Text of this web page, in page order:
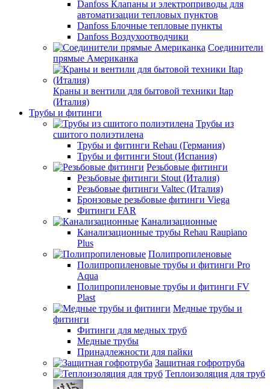
Danfoss Клапаны и электроприводы для
автоматизации тепловых пунктов
Danfoss Блочные тепловые пункты
Danfoss Воздухоотводчики
Соединители
прямые Американка
Краны и вентили для бытовой техники Itap
(Италия)
Трубы и фитинги
Трубы из
сшитого полиэтилена
Трубы и фитинги Rehau (Германия)
Трубы и фитинги Stout (Испания)
Резьбовые фитинги
Резьбовые фитинги Stout (Италия)
Резьбовые фитинги Valtec (Италия)
Бронзовые резьбовые фитинги Viega
Фитинги FAR
Канализационные
Канализационные трубы Rehau Raupiano
Plus
Полипропиленовые
Полипропиленовые трубы и фитинги Pro
Aqua
Полипропиленовые трубы и фитинги FV
Plast
Медные трубы и
фитинги
Фитинги для медных труб
Медные трубы
Принадлежности для пайки
Защитная гофротруба
Теплоизоляция для труб